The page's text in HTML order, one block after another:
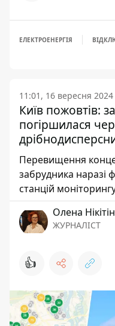
ЕЛЕКТРОЕНЕРГІЯ
11:01, 16 вересня 2024
Київ пожовтів:
погіршилася
Перевищення
забрудника наразі
станцій
Олена
ЖУРНАЛІСТ
👍